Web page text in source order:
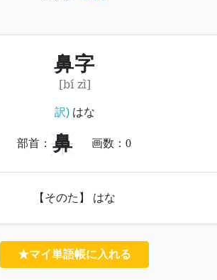
鼻字
[bí zì]
訳)はな
部首： 鼻 画数： 0
【そのた】 はな
★マイ単語帳に入れる